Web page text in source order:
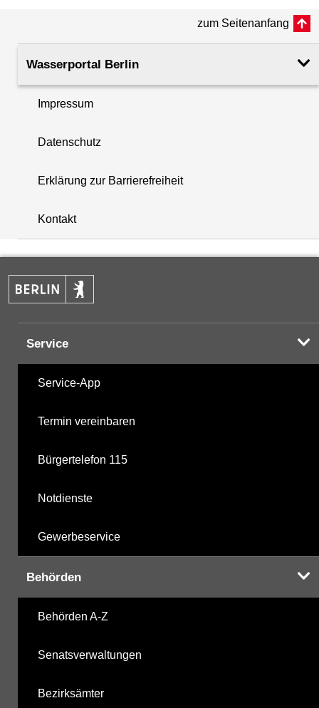
Rohroberkante
(m ü. NHN)
34.02
Filteroberkante
(m u. GOK)
+
−
zum Seitenanfang
Wasserportal Berlin
Impressum
Datenschutz
Erklärung zur Barrierefreiheit
Kontakt
Service
Service-App
Termin vereinbaren
Bürgertelefon 115
Notdienste
Gewerbeservice
Behörden
Behörden A-Z
Senatsverwaltungen
Bezirksämter